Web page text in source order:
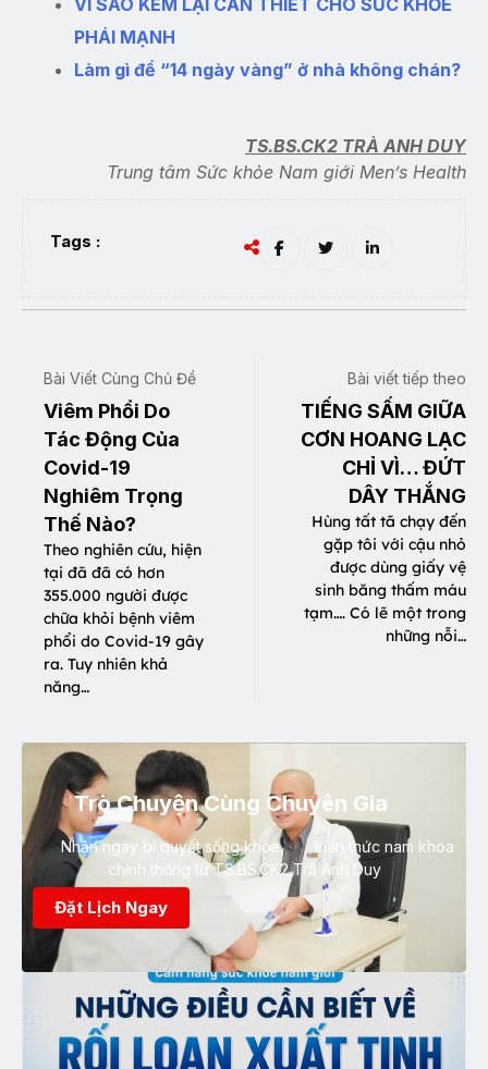
PHÁI MẠNH
Làm gì để “14 ngày vàng” ở nhà không chán?
TS.BS.CK2 TRÀ ANH DUY
Trung tâm Sức khỏe Nam giới Men’s Health
Tags :
Bài Viết Cùng Chủ Đề
Viêm Phổi Do
Tác Động Của
Covid-19
Nghiêm Trọng
Thế Nào?
Theo nghiên cứu, hiện
tại đã đã có hơn
355.000 người được
chữa khỏi bệnh viêm
phổi do Covid-19 gây
ra. Tuy nhiên khả
năng…
Bài viết tiếp theo
TIẾNG SẤM GIỮA
CƠN HOANG LẠC
CHỈ VÌ… ĐỨT
DÂY THẮNG
Hùng tất tã chạy đến
gặp tôi với cậu nhỏ
được dùng giấy vệ
sinh băng thấm máu
tạm…. Có lẽ một trong
những nỗi…
Trò Chuyện Cùng Chuyên Gia
Nhận ngay bí quyết sống khỏe, kiến thức nam khoa
chính thống từ TS.BS.CK2 Trà Anh Duy
Đặt Lịch Ngay